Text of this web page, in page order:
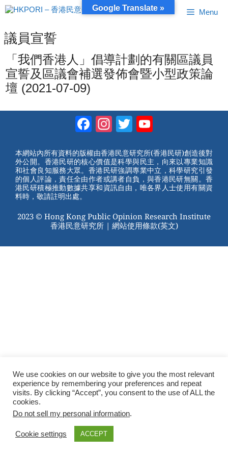
跳
至
容
Menu
議員宣誓
「我們香港人」倡導計劃的有關區議員
宣誓及區議會補選發佈會暨小型政策論
壇 (2021-07-09)
Facebook
Instagram
Twitter
本網站內所有資料的版權由香港民意研究所(香港民研)創造後對
外公開。香港民研的核心價值是科學與民主，向來以專業知識
和社會良知服務大眾。香港民研強調專業中立，科學研究引發
的個人評論，責任全由作者或講者自負，與香港民研無關。香
港民研積極推動數據共享和資訊自由，唯各界人士使用有關資
料時，敬請註明出處。
2023 © Hong Kong Public Opinion Research Institute
香港民意研究所 | 網站使用條款(英文)
We use cookies on our website to give you the most relevant
experience by remembering your preferences and repeat
visits. By clicking “Accept”, you consent to the use of ALL the
cookies.
Do not sell my personal information.
Cookie settings
Google Translate »